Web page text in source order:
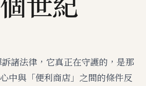
諸法律，它真正在守護的，是那
中與「便利商店」之間的條件反